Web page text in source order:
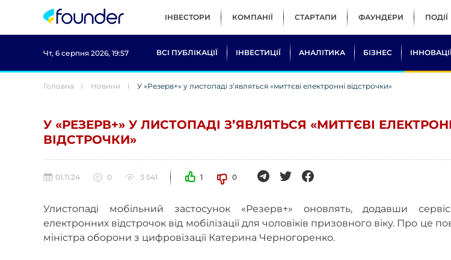
ІНВЕСТОРИ КОМПАНІЇ СТАРТАПИ ФАУНДЕРИ ПОДІЇ
Чт, 6 серпня 2026, 19:57 ВСІ ПУБЛІКАЦІЇ ІНВЕСТИЦІЇ АНАЛІТИКА БІЗНЕС
Головна Новини У «Резерв+» у листопаді зʼявляться «миттєві електронні відстрочки»
У «РЕЗЕРВ+» У ЛИСТОПАДІ ЗʼЯВЛЯТЬСЯ «МИТТЄВІ
ВІДСТРОЧКИ»
01.11.24 0 3 541 1 0
Улистопаді мобільний застосунок «Резерв+» оновлять, додавши
електронних відстрочок від мобілізації для чоловіків призовного віку. Про це
міністра оборони з цифровізації Катерина Черногоренко.